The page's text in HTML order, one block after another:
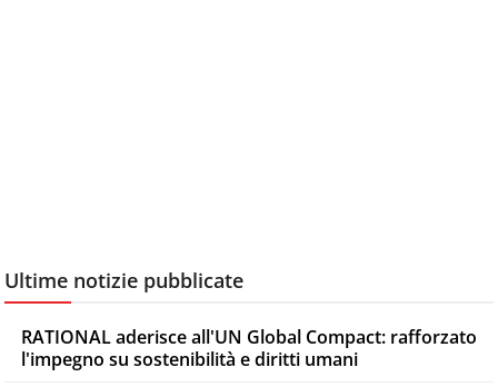
Ultime notizie pubblicate
RATIONAL aderisce all'UN Global Compact: rafforzato
l'impegno su sostenibilità e diritti umani